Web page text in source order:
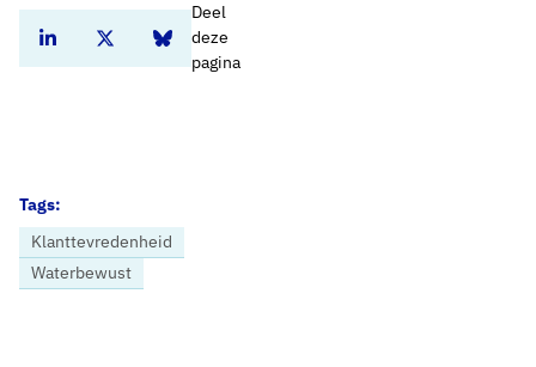
Home Nieuws
Deel
deze
pagina
Deel dit artikel op Linkedin
Deel dit artikel op Twitter
Deel dit artikel op Bluesky
Tags:
Klanttevredenheid
Waterbewust